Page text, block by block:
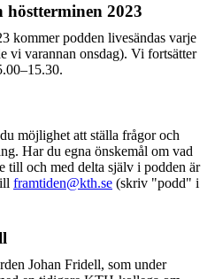
2023
kommer podden livesändas varje
vi varannan onsdag). Vi fortsätter
möjlighet att ställa frågor och
Har du egna önskemål om vad
till och med delta själv i podden är
framtiden@kth.se (skriv "podd" i
Johan Fridell, som under